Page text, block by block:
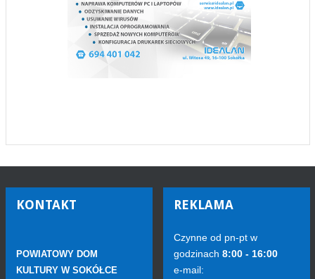
KONTAKT
POWIATOWY DOM
KULTURY W SOKÓŁCE
REKLAMA
Czynne od pn-pt w
godzinach 8:00 - 16:00
e-mail: